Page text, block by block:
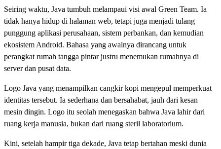
Seiring waktu, Java tumbuh melampaui visi awal Green Team. Ia
tidak hanya hidup di halaman web, tetapi juga menjadi tulang
punggung aplikasi perusahaan, sistem perbankan, dan kemudian
ekosistem Android. Bahasa yang awalnya dirancang untuk
perangkat rumah tangga pintar justru menemukan rumahnya di
server dan pusat data.
Logo Java yang menampilkan cangkir kopi mengepul memperkuat
identitas tersebut. Ia sederhana dan bersahabat, jauh dari kesan
mesin dingin. Logo itu seolah menegaskan bahwa Java lahir dari
ruang kerja manusia, bukan dari ruang steril laboratorium.
Kini, setelah hampir tiga dekade, Java tetap bertahan meski dunia